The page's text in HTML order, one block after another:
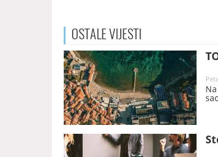
OSTALEVIJESTI